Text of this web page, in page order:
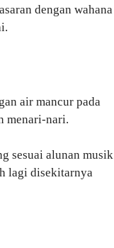
dengan wahana
air mancur pada
menari-nari.
sesuai alunan musik
lagi disekitarnya